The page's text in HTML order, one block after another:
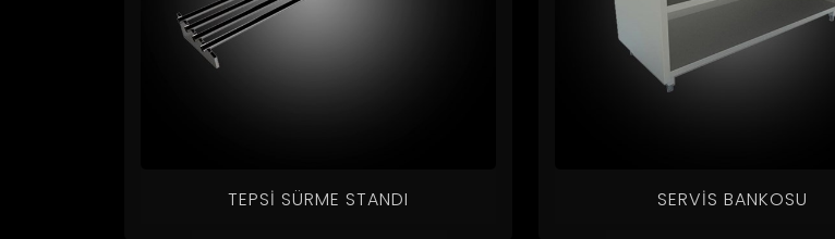
TEPSI SÜRME STANDI SERVIS BANKOSU